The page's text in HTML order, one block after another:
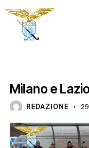
Milano e
REDAZIONE